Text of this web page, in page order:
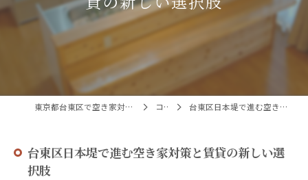
東京都台東区で空き家対策なら株式会社三三ハウス コラム 台東区日本堤で進む空き家対策と賃貸の新しい選択肢
台東区日本堤で進む空き家対策と賃貸の新しい選
択肢